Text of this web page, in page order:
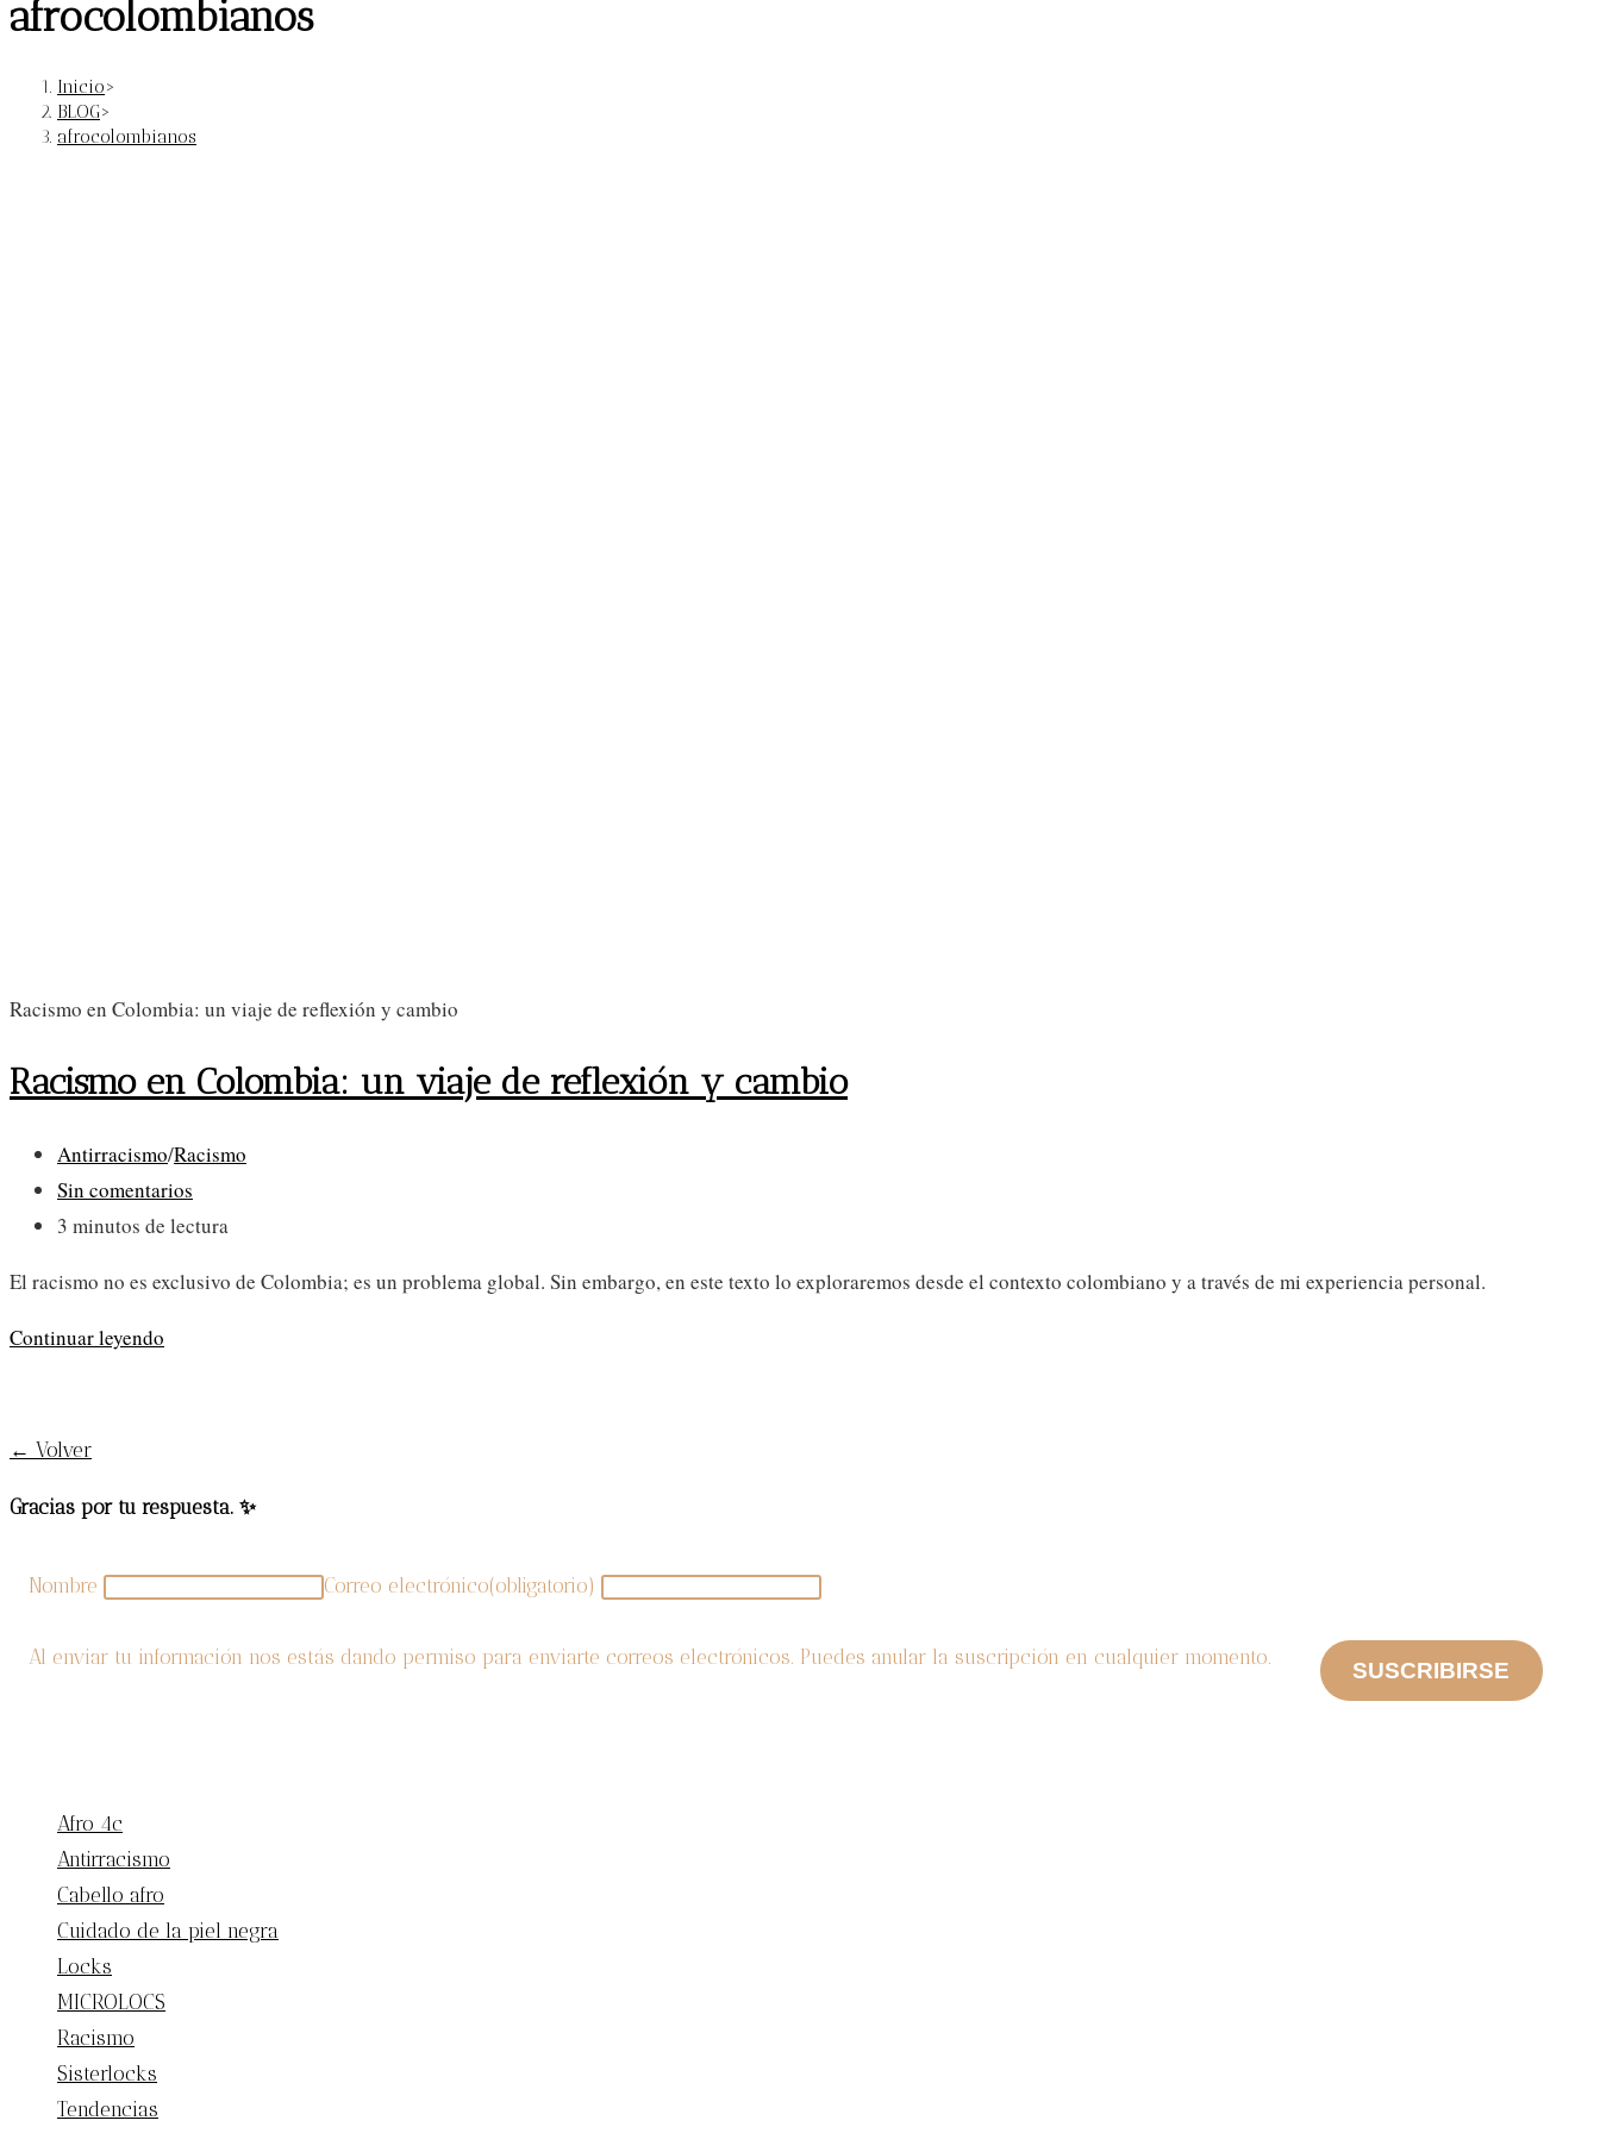
afrocolombianos
Inicio>
BLOG>
afrocolombianos
Racismo en Colombia: un viaje de reflexión y cambio
Racismo en Colombia: un viaje de reflexión y cambio
Categoría
de
la
Antirracismo/Racismo
Comentarios
de
entrada:
Sin comentarios
Tiempo
lectura:
3 minutos de lectura
El racismo no es exclusivo de Colombia; es un problema global. Sin embargo, en este texto lo exploraremos desde el contexto colombiano y a través de mi experiencia personal.
Continuar leyendo
de
y
← Volver
Gracias por tu respuesta. ✨
Nombre Correo electrónico(obligatorio)
Al enviar tu información nos estás dando permiso para enviarte correos electrónicos. Puedes anular la suscripción en cualquier momento.
SUSCRIBIRSE
Afro 4c
Antirracismo
Cabello afro
Cuidado de la piel negra
Locks
MICROLOCS
Racismo
Sisterlocks
Tendencias